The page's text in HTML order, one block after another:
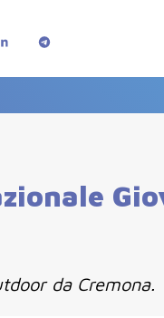
da Cremona.